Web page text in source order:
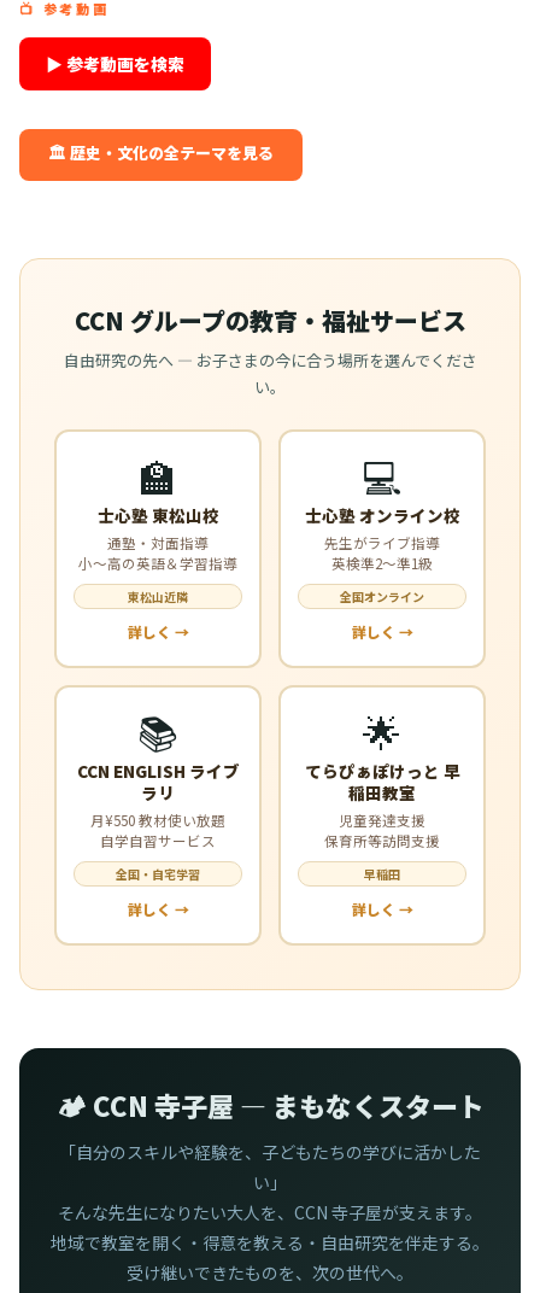
📺 参考動画
▶ 参考動画を検索
🏛️ 歴史・文化の全テーマを見る
CCN グループの教育・福祉サービス
自由研究の先へ — お子さまの今に合う場所を選んでくださ
い。
🏫
士心塾 東松山校
通塾・対面指導
小〜高の英語＆学習指導
東松山近隣
詳しく →
💻
士心塾 オンライン校
先生がライブ指導
英検準2〜準1級
全国オンライン
詳しく →
📚
CCN ENGLISH ライブ
ラリ
月¥550 教材使い放題
自学自習サービス
全国・自宅学習
詳しく →
🌟
てらぴぁぽけっと 早
稲田教室
児童発達支援
保育所等訪問支援
早稲田
詳しく →
🏕️ CCN 寺子屋 — まもなくスタート
「自分のスキルや経験を、子どもたちの学びに活かした
い」
そんな先生になりたい大人を、CCN 寺子屋が支えます。
地域で教室を開く・得意を教える・自由研究を伴走する。
受け継いできたものを、次の世代へ。